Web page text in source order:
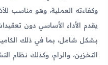
وكفاءته العملية، وهو مناسب
يقدم الأداء الأساسي دون
بشكل شامل، بما في ذلك
التخزين، والرام، وكذلك نظام